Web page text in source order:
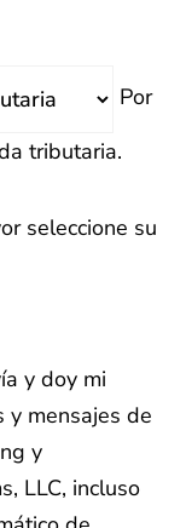
Por
tributaria.
seleccione su
y doy mi
y mensajes de
y
LLC, incluso